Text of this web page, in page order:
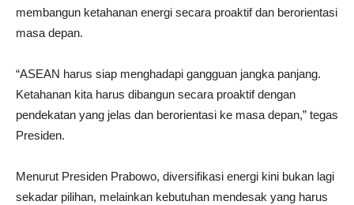
membangun ketahanan energi secara proaktif dan berorientasi
masa depan.
“ASEAN harus siap menghadapi gangguan jangka panjang.
Ketahanan kita harus dibangun secara proaktif dengan
pendekatan yang jelas dan berorientasi ke masa depan,” tegas
Presiden.
Menurut Presiden Prabowo, diversifikasi energi kini bukan lagi
sekadar pilihan, melainkan kebutuhan mendesak yang harus